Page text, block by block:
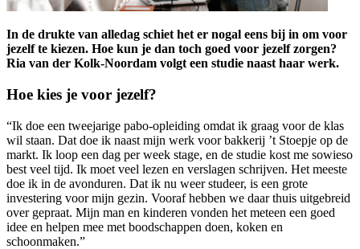
In de drukte van alledag schiet het er nogal eens bij in om voor
jezelf te kiezen. Hoe kun je dan toch goed voor jezelf zorgen?
Ria van der Kolk-Noordam volgt een studie naast haar werk.
Hoe kies je voor jezelf?
“Ik doe een tweejarige pabo-opleiding omdat ik graag voor de klas
wil staan. Dat doe ik naast mijn werk voor bakkerij ’t Stoepje op de
markt. Ik loop een dag per week stage, en de studie kost me sowieso
best veel tijd. Ik moet veel lezen en verslagen schrijven. Het meeste
doe ik in de avonduren. Dat ik nu weer studeer, is een grote
investering voor mijn gezin. Vooraf hebben we daar thuis uitgebreid
over gepraat. Mijn man en kinderen vonden het meteen een goed
idee en helpen mee met boodschappen doen, koken en
schoonmaken.”